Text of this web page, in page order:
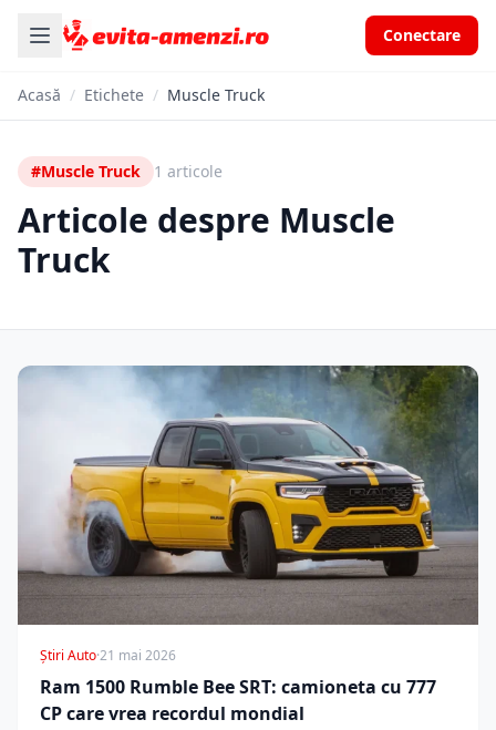
Conectare
Acasă / Etichete / Muscle Truck
#Muscle Truck 1 articole
Articole despre Muscle
Truck
Știri Auto·21 mai 2026
Ram 1500 Rumble Bee SRT: camioneta cu 777
CP care vrea recordul mondial